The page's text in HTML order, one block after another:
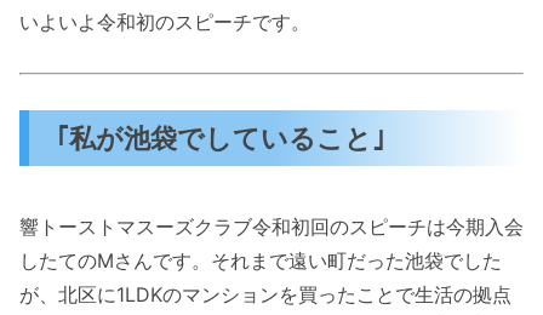
いよいよ令和初のスピーチです。
｢私が池袋でしていること｣
響トーストマスーズクラブ令和初回のスピーチは今期入会
したてのMさんです。それまで遠い町だった池袋でした
が、北区に1LDKのマンションを買ったことで生活の拠点